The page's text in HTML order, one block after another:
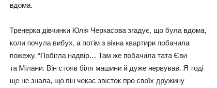
вдома.
Тренерка дівчинки Юлія Черкасова згадує, що була вдома,
коли почула вибух, а потім з вікна квартири побачила
пожежу. “Побігла надвір… Там же побачила тата Єви
та Мілани. Він стояв біля машини й дуже нервував. Я тоді
ще не знала, що він чекає звісток про своїх дружину